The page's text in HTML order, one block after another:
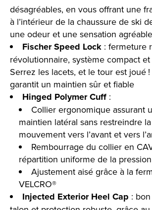
désagréables, en vous offrant une
à l’intérieur de la chaussure de ski
une odeur et une sensation
Fischer Speed Lock : fermeture
révolutionnaire, système compact
Serrez les lacets, et le tour est joué
garantit un maintien sûr et fiable
Hinged Polymer Cuff :
Collier ergonomique assurant
maintien latéral sans restreindre
mouvement vers l’avant et vers
Rembourrage du collier en
répartition uniforme de la pression
Ajustement aisé grâce à la
VELCRO®
Injected Exterior Heel Cap :